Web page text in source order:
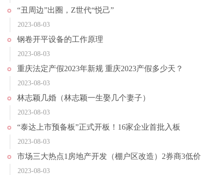
“丑周边”出圈，Z世代“悦己”
2023-08-03
钢卷开平设备的工作原理
2023-08-03
重庆法定产假2023年新规 重庆2023产假多少天？
2023-08-03
林志颖几婚（林志颖一生娶几个妻子）
2023-08-03
“泰达上市预备板”正式开板！16家企业首批入板
2023-08-03
市场三大热点1房地产开发（棚户区改造）2券商3低价
2023-08-03